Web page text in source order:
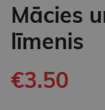
Mācies
līmenis
€3.50